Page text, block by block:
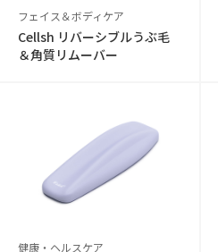
フェイス＆ボディケア
Cellsh リバーシブルうぶ毛
＆角質リムーバー
健康・ヘルスケア